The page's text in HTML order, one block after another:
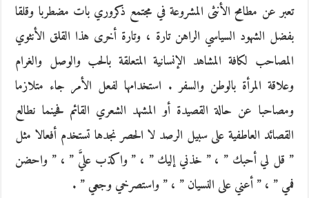
تعبر عن مطامح الأنثى المشروعة في مجتمع ذكروري بات مضطربا وقلقا
بفضل الشهود السياسي الراهن تارة ، وتارة أخرى هذا القلق الأنثوي
المصاحب لكافة المشاهد الإنسانية المتعلقة بالحب والوصل والغرام
وعلاقة المرأة بالوطن والسفر . استخدامها لفعل الأمر جاء متلازما
ومصاحبا عن حالة القصيدة أو المشهد الشعري القائم فحينما نطالع
القصائد العاطفية على سبيل الرصد لا الحصر نجدها تستخدم أفعالا مثل
” قل لي أحبك ” ، ” خذني إليك ” ، ” واكذب عليَّ ” ، ” واحضن
فمي ” ، ” أعني على النسيان ” ، ” واستصرخي وجعي ” .